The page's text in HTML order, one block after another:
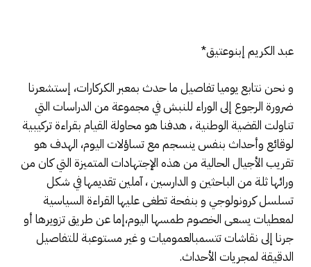
عبد الكريم إبنوعتيق*
و نحن نتابع يوميا تفاصيل ما حدث بمعبر الكركارات، إستشعرنا
ضرورة الرجوع إلى الوراء للنبش في مجموعة من الدراسات التي
تناولت القضية الوطنية ، هدفنا هو محاولة القيام بقراءة تركيبية
لوقائع وأحداث بنفس ينسجم مع تساؤلات اليوم، الهدف هو
تقريب الأجيال الحالية من هذه الإجتهادات المتميزة التي كان من
ورائها ثلة من الباحثين و الدارسين ، آملين تقديمها في شكل
تسلسل كرونولوجي و بنفحة تطغى عليها القراءة السياسية
لمعطيات يسعى الخصوم طمسها اليوم،إما عن طريق تزويرها أو
جرنا إلى نقاشات تتسمبالعموميات و غير مستوعبة للتفاصيل
الدقيقة لمجريات الأحداث.